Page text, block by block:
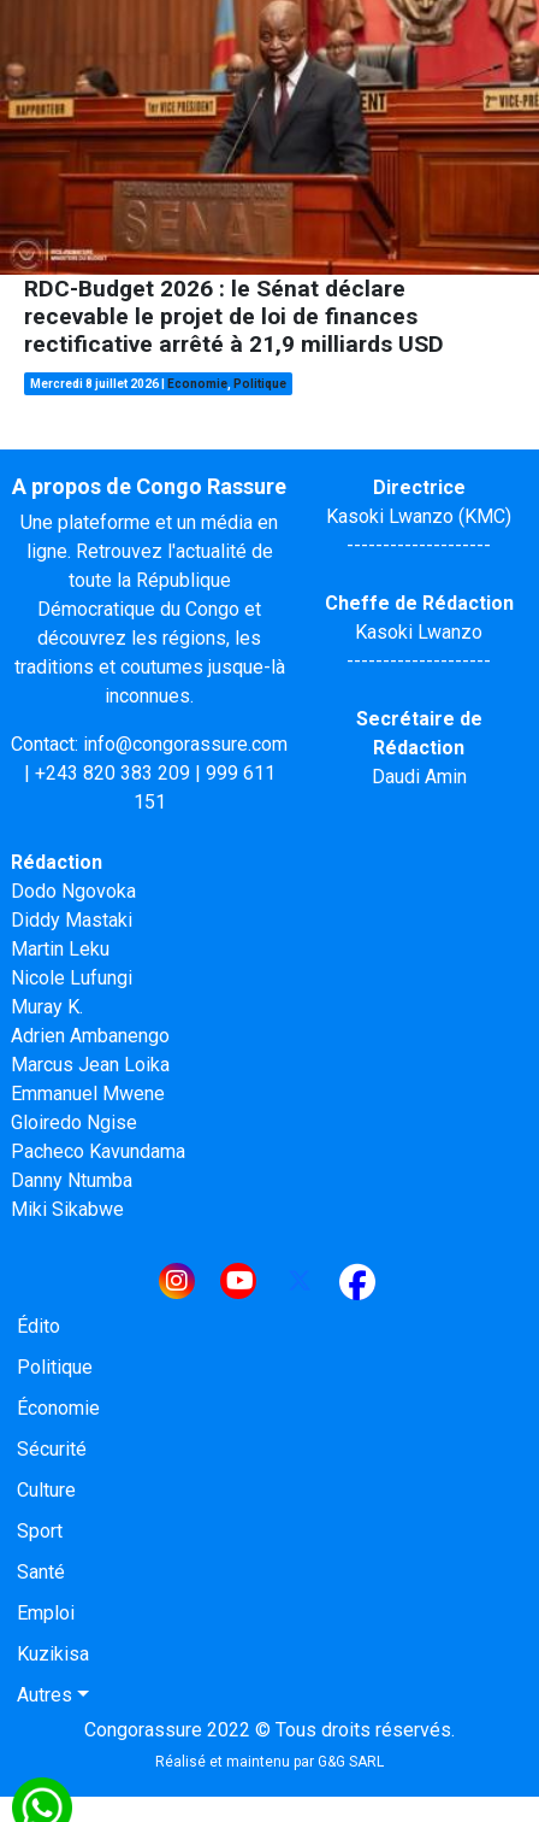
RDC-Budget 2026 : le Sénat déclare
recevable le projet de loi de finances
rectificative arrêté à 21,9 milliards USD
Mercredi 8 juillet 2026 Economie Politique
A propos de Congo Rassure
Une plateforme et un média en
ligne. Retrouvez l'actualité de
toute la République
Démocratique du Congo et
découvrez les régions, les
traditions et coutumes jusque-là
inconnues.
Contact: info@congorassure.com
| +243 820 383 209| 999 611
151
Directrice
Kasoki Lwanzo (KMC)
--------------------
Cheffe de Rédaction
Kasoki Lwanzo
--------------------
Secrétaire de
Rédaction
Daudi Amin
Rédaction
Dodo Ngovoka
Diddy Mastaki
Martin Leku
Nicole Lufungi
Muray K.
Adrien Ambanengo
Marcus Jean Loika
Emmanuel Mwene
Gloiredo Ngise
Pacheco Kavundama
Danny Ntumba
Miki Sikabwe
Navigation principale
Édito
Politique
Économie
Sécurité
Culture
Sport
Santé
Emploi
Kuzikisa
Autres
Congorassure 2022 © Tous droits réservés.
Réalisé et maintenu par G&G SARL